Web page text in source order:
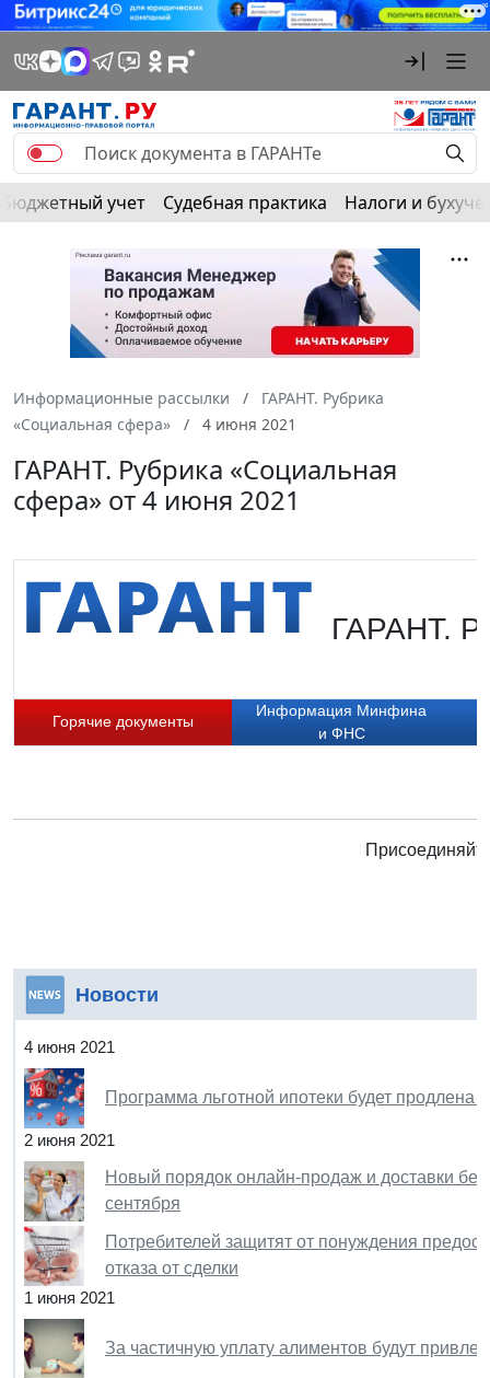
Бюджетный учет Судебная практика Налоги и
Информационные рассылки
ГАРАНТ. Рубрика
«Социальная сфера»
4 июня 2021
ГАРАНТ. Рубрика «Социальная
сфера» от 4 июня 2021
ГАРАНТ.
Горячие документы
Информация Минфина
и ФНС
Новости
4 июня 2021
Программа льготной ипотеки будет продлена
2 июня 2021
Новый порядок онлайн-продаж и доставки
сентября
Потребителей защитят от понуждения
отказа от сделки
1 июня 2021
За частичную уплату алиментов будут